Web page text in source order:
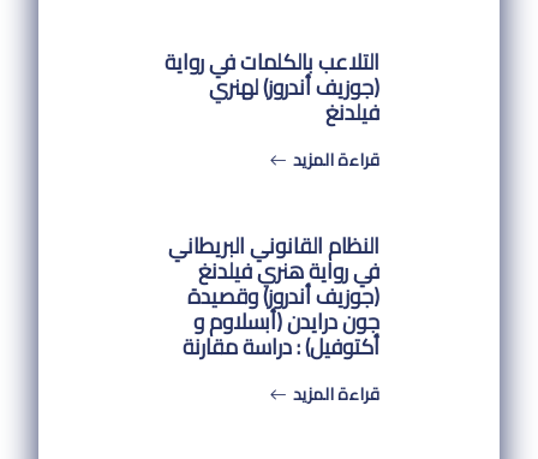
التلاعب بالكلمات في رواية
(جوزيف أندروز) لهنري
فيلدنغ
قراءة المزيد
النظام القانوني البريطاني
في رواية هنري فيلدنغ
(جوزيف أندروز) وقصيدة
جون درايدن (أبسلاوم و
أكتوفيل) : دراسة مقارنة
قراءة المزيد